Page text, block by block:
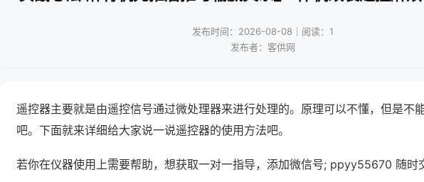
发布时间：2026-08-08｜阅读：1
发布者：客供网
遥控器主要就是由遥控信号通过微处理器来进行处理的。原理可以不懂，但是不
吧。下面就来详细给大家说一说遥控器的使用方法吧。
若你在仪器使用上需要帮助，想获取一对一指导，添加微信号; ppyy55670 随时